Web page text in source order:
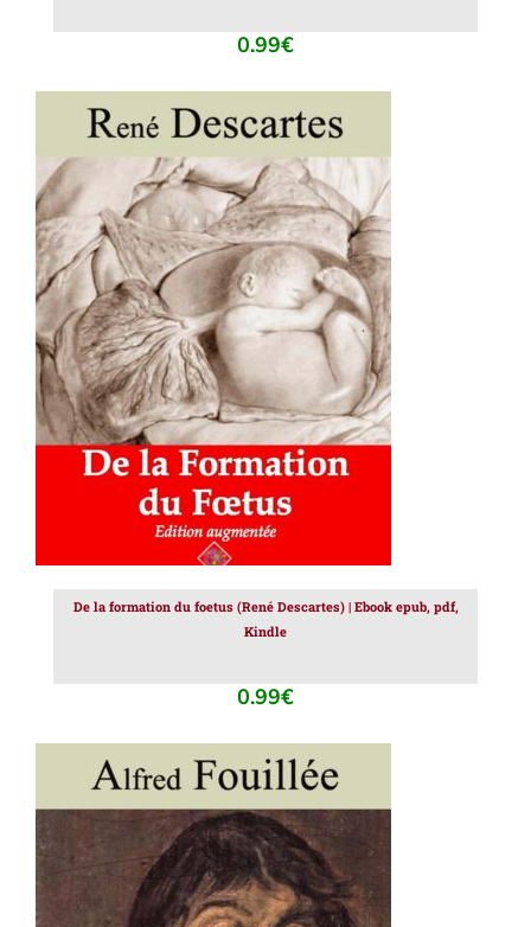
0.99€
AJOUTER AU PANIER / DÉTAILS
De la formation du foetus (René Descartes) | Ebook epub, pdf,
Kindle
0.99€